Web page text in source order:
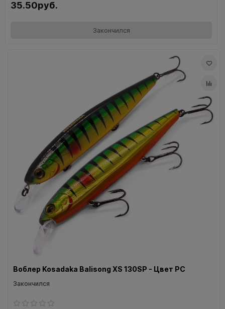
35.50руб.
Закончился
Воблер Kosadaka Balisong XS 130SP - Цвет PC
Закончился